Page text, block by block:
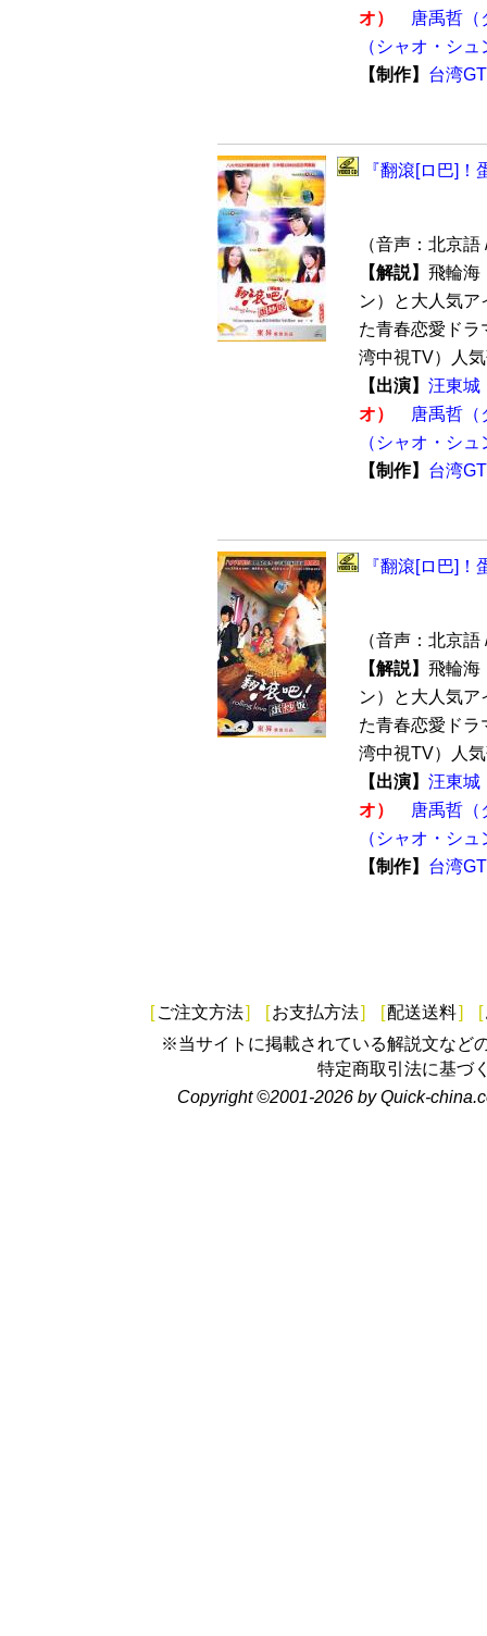
オ）
唐禹哲（
（シャオ・シュ
【制作】 台湾
『翻滾[ロ巴]
（音声：北京
【解説】 飛輪海
ン）と大人気
た青春恋愛ドラ
湾中視TV）人
【出演】 汪東城
オ）
唐禹哲（
（シャオ・シュ
【制作】 台湾
『翻滾[ロ巴]
（音声：北京
【解説】 飛輪海
ン）と大人気
た青春恋愛ドラ
湾中視TV）人
【出演】 汪東城
オ）
唐禹哲（
（シャオ・シュ
【制作】 台湾
[ ご注文方法] [お支払方法] [配送送料] [
※当サイトに掲載されている解説文など
特定商取引法に基づ
Copyright ©2001-2026 by Quick-